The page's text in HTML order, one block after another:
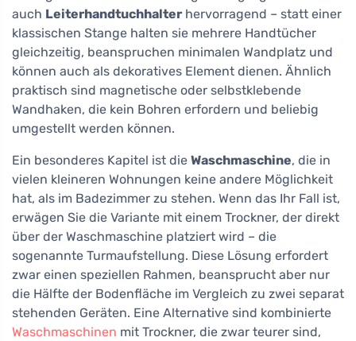
auch Leiterhandtuchhalter hervorragend – statt einer
klassischen Stange halten sie mehrere Handtücher
gleichzeitig, beanspruchen minimalen Wandplatz und
können auch als dekoratives Element dienen. Ähnlich
praktisch sind magnetische oder selbstklebende
Wandhaken, die kein Bohren erfordern und beliebig
umgestellt werden können.
Ein besonderes Kapitel ist die Waschmaschine, die in
vielen kleineren Wohnungen keine andere Möglichkeit
hat, als im Badezimmer zu stehen. Wenn das Ihr Fall ist,
erwägen Sie die Variante mit einem Trockner, der direkt
über der Waschmaschine platziert wird – die
sogenannte Turmaufstellung. Diese Lösung erfordert
zwar einen speziellen Rahmen, beansprucht aber nur
die Hälfte der Bodenfläche im Vergleich zu zwei separat
stehenden Geräten. Eine Alternative sind kombinierte
Waschmaschinen mit Trockner, die zwar teurer sind,